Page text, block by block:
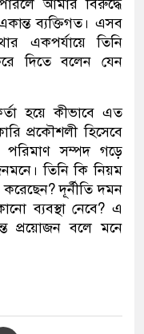
আমার বিরুদ্ধে
ব্যক্তিগত। এসব
একপর্যায়ে তিনি
দিতে বলেন যেন
হয়ে কীভাবে এত
প্রকৌশলী হিসেবে
সম্পদ গড়ে
তিনি কি নিয়ম
দূর্নীতি দমন
ব্যবস্থা নেবে? এ
প্রয়োজন বলে মনে